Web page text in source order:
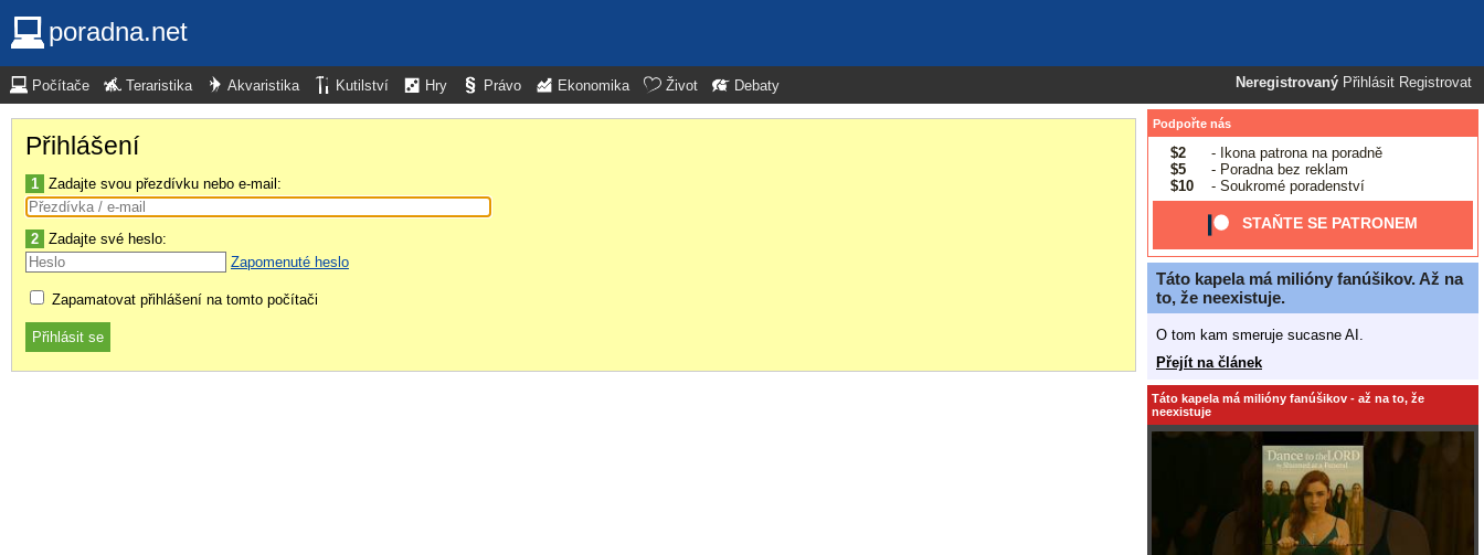
poradna.net
Neregistrovaný Přihlásit Registrovat
Počítače Teraristika Akvaristika Kutilství Hry Právo Ekonomika Život Debaty
Přihlášení
1 Zadajte svou přezdívku nebo e-mail:
2 Zadajte své heslo:
Zapomenuté heslo
Zapamatovat přihlášení na tomto počítači
Podpořte nás
$2
- Ikona patrona na poradně
$5
- Poradna bez reklam
$10
- Soukromé poradenství
STAŇTE SE PATRONEM
Táto kapela má milióny fanúšikov. Až na
to, že neexistuje.
O tom kam smeruje sucasne AI.
Přejít na článek
Táto kapela má milióny fanúšikov - až na to, že
neexistuje